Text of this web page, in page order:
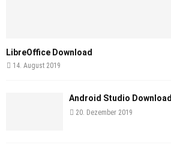
LibreOffice Download
14. August 2019
Android Studio Download
20. Dezember 2019